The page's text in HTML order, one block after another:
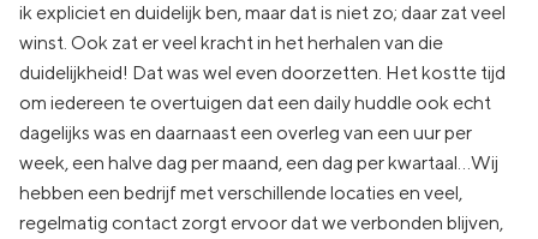
ik expliciet en duidelijk ben, maar dat is niet zo; daar zat veel
winst. Ook zat er veel kracht in het herhalen van die
duidelijkheid! Dat was wel even doorzetten. Het kostte tijd
om iedereen te overtuigen dat een daily huddle ook echt
dagelijks was en daarnaast een overleg van een uur per
week, een halve dag per maand, een dag per kwartaal…Wij
hebben een bedrijf met verschillende locaties en veel,
regelmatig contact zorgt ervoor dat we verbonden blijven,